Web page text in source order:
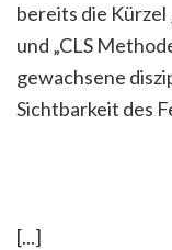
bereits die Kürzel
und „CLS
gewachsene
Sichtbarkeit des
[...]